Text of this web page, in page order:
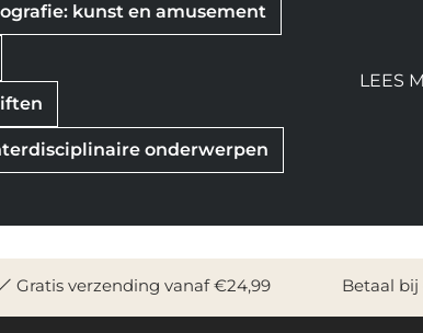
kunst en amusement
onderwerpen
LEES
Gratis verzending vanaf €24,99 Betaal